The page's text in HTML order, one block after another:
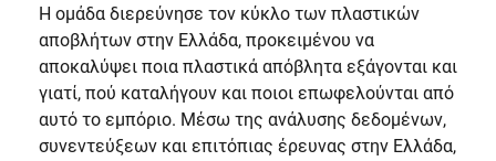
H ομάδα διερεύνησε τον κύκλο των πλαστικών
αποβλήτων στην Ελλάδα, προκειμένου να
αποκαλύψει ποια πλαστικά απόβλητα εξάγονται και
γιατί, πού καταλήγουν και ποιοι επωφελούνται από
αυτό το εμπόριο. Μέσω της ανάλυσης δεδομένων,
συνεντεύξεων και επιτόπιας έρευνας στην Ελλάδα,